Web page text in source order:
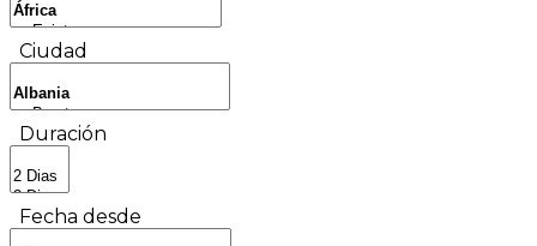
Ciudad
Duración
Fecha desde